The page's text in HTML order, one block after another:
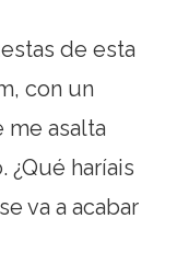
de esta
con un
asalta
haríais
va a acabar